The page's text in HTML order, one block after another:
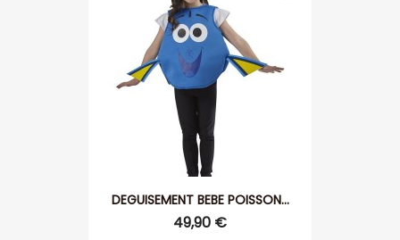
DEGUISEMENT BEBE POISSON...
49,90 €